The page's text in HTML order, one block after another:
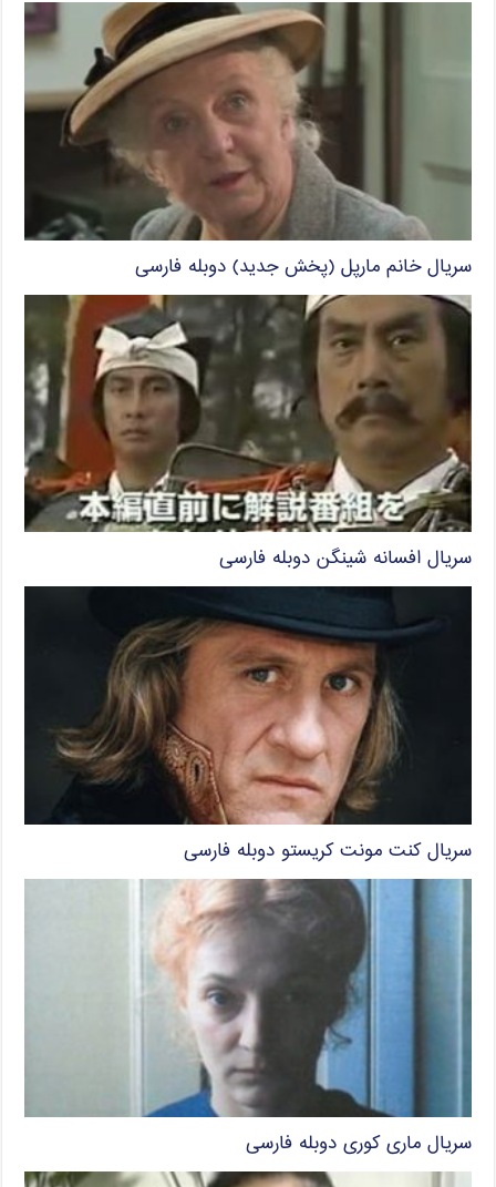
سریال خانم مارپل (پخش جدید) دوبله فارسی
سریال افسانه شینگن دوبله فارسی
سریال کنت مونت کریستو دوبله فارسی
سریال ماری کوری دوبله فارسی